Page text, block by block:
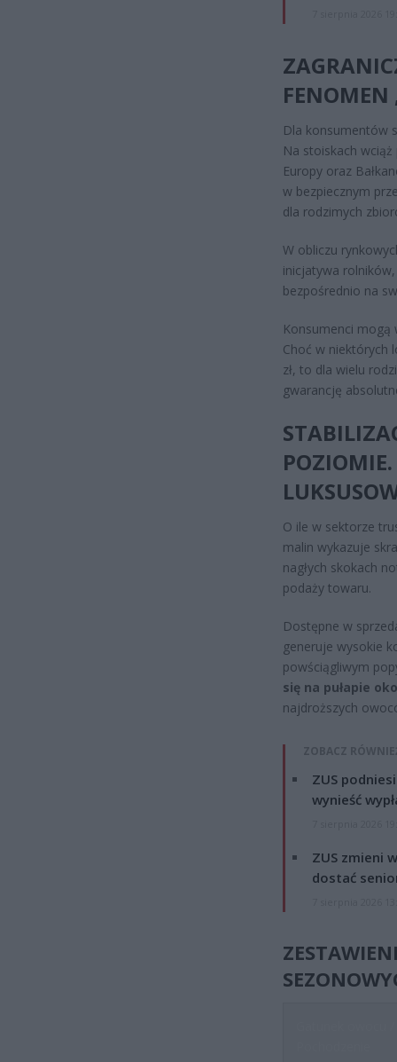
FENOMEN
Dla konsumentów
Na stoiskach
Europy oraz
w bezpiecznym
dla rodzimych
W obliczu
inicjatywa
bezpośrednio na
Konsumenci
Choć w niektórych
zł, to dla wielu
gwarancję
O ile w sektorze
malin wykazuje
nagłych skokach
podaży towaru.
Dostępne w
generuje wysokie
powściągliwym
się na pułapie
najdroższych
ZOBACZ
ZUS
wynieść
ZUS zmieni
dostać